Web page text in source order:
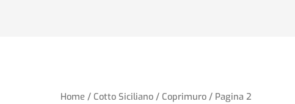
Home / Cotto Siciliano/ Coprimuro/ Pagina 2